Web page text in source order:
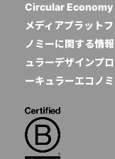
Circular Economy
メディアプラット
ノミーに関する情
ュラーデザインプ
ーキュラーエコノ